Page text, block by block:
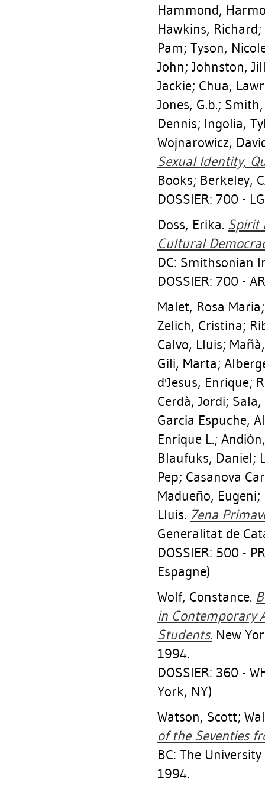
Hammond,
Hawkins, Richard;
Pam; Tyson,
John; Johnston,
Jackie; Chua,
Jones, G.b.;
Dennis; Ingolia,
Wojnarowicz,
Sexual Identity,
Books; Berkeley,
DOSSIER: 700 -
Doss, Erika. Spirit
Cultural
DC: Smithsonian
DOSSIER: 700 -
Malet, Rosa Maria
Zelich, Cristina;
Calvo, Lluis;
Gili, Marta;
d'Jesus, Enrique;
Cerdà, Jordi;
Garcia Espuche,
Enrique L.;
Blaufuks, Daniel;
Pep; Casanova
Madueño, Eugeni;
Lluis. 7ena
Generalitat de
DOSSIER: 500 -
Espagne)
Wolf, Constance.
in Contemporary
Students. New
1994.
DOSSIER: 360 -
York, NY)
Watson, Scott;
of the Seventies
BC: The
1994.